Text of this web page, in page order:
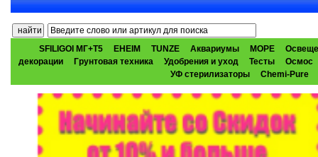
SFILIGOI МГ+Т5 EHEIM TUNZE Аквариумы МОРЕ
декорации
Грунтовая техника Удобрения и уход Тесты
Осмос
УФ стерилизаторы
Chemi-Pure